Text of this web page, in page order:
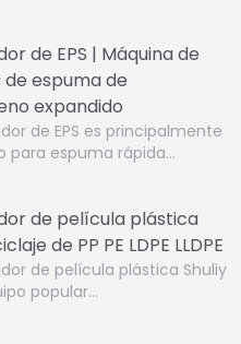
de EPS | Máquina de
espuma de
expandido
de EPS es principalmente
para espuma rápida…
de película plástica
de PP PE LDPE LLDPE
de película plástica Shuliy
popular…